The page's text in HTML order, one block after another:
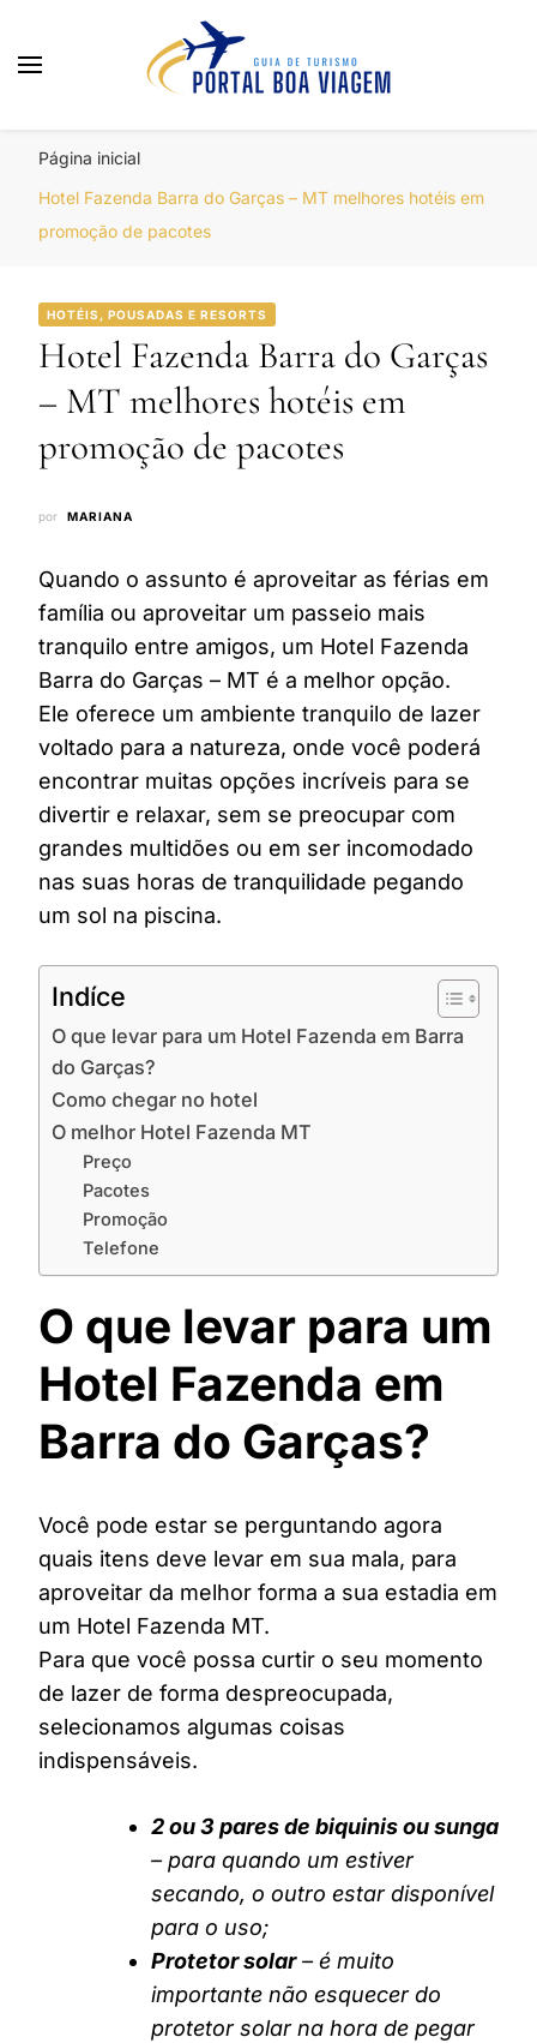
Página inicial
Hotel Fazenda Barra do Garças – MT melhores hotéis em
promoção de pacotes
HOTÉIS, POUSADAS E RESORTS
Hotel Fazenda Barra do Garças
– MT melhores hotéis em
promoção de pacotes
por MARIANA
Quando o assunto é aproveitar as férias em
família ou aproveitar um passeio mais
tranquilo entre amigos, um Hotel Fazenda
Barra do Garças – MT é a melhor opção.
Ele oferece um ambiente tranquilo de lazer
voltado para a natureza, onde você poderá
encontrar muitas opções incríveis para se
divertir e relaxar, sem se preocupar com
grandes multidões ou em ser incomodado
nas suas horas de tranquilidade pegando
um sol na piscina.
Indíce
O que levar para um Hotel Fazenda em Barra
do Garças?
Como chegar no hotel
O melhor Hotel Fazenda MT
Preço
Pacotes
Promoção
Telefone
O que levar para um
Hotel Fazenda em
Barra do Garças?
Você pode estar se perguntando agora
quais itens deve levar em sua mala, para
aproveitar da melhor forma a sua estadia em
um Hotel Fazenda MT.
Para que você possa curtir o seu momento
de lazer de forma despreocupada,
selecionamos algumas coisas
indispensáveis.
2 ou 3 pares de biquinis ou sunga
– para quando um estiver
secando, o outro estar disponível
para o uso;
Protetor solar– é muito
importante não esquecer do
protetor solar na hora de pegar